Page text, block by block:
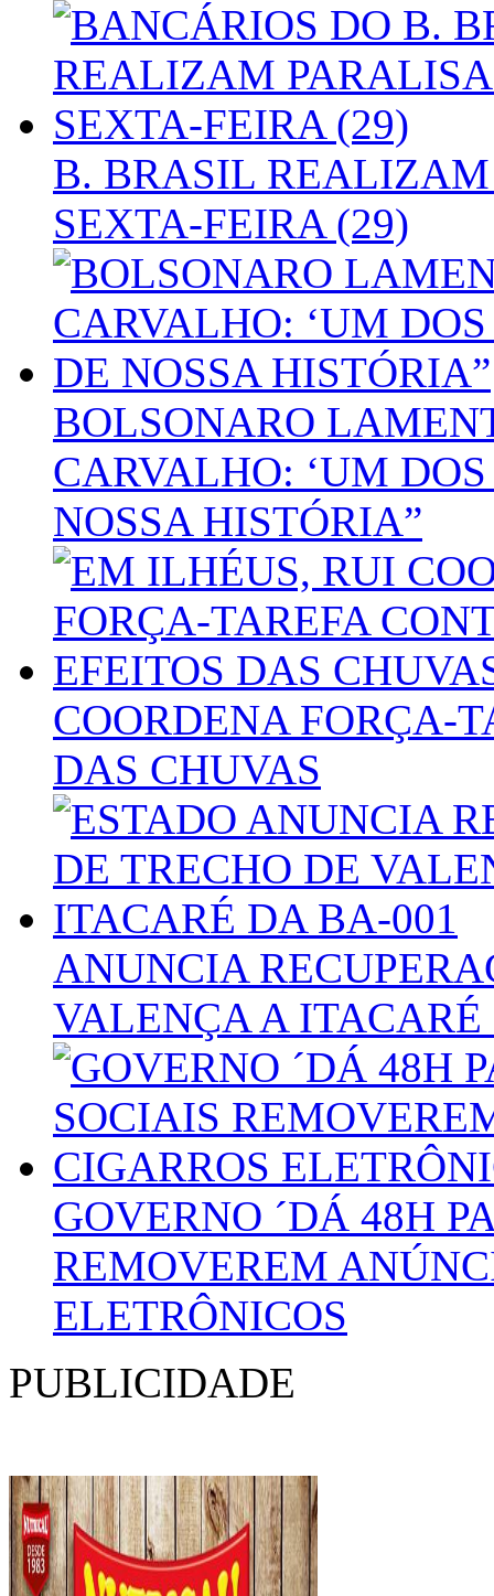
B. BRASIL
SEXTA-FEIRA (29)
BOLSONARO
CARVALHO: ‘UM
NOSSA HISTÓRIA”
COORDENA FORÇA-
DAS CHUVAS
ANUNCIA
VALENÇA A
GOVERNO ´DÁ 48H
REMOVEREM
ELETRÔNICOS
PUBLICIDADE